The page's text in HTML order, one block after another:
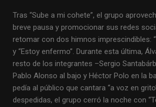
Tras “Sube a mi cohete”, el grupo
breve pausa y promocionar sus redes
retomar con dos himnos imprescindibles:
y “Estoy enfermo”. Durante esta última,
resto de los integrantes –Sergio
Pablo Alonso al bajo y Héctor Polo en la
pedía al público que cantara “a voz en
despedidas, el grupo cerró la noche con